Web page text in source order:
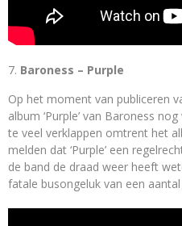
Baroness – Purple
Op het moment van publiceren
album ‘Purple’ van Baroness
te veel verklappen omtrent het
melden dat ‘Purple’ een
de band de draad weer heeft
fatale busongeluk van een